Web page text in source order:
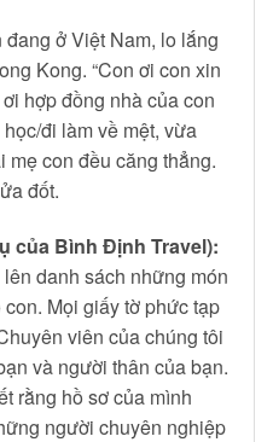
đang ở Việt Nam, lo lắng
Kong. “Con ơi con xin
hợp đồng nhà của con
đi làm về mệt, vừa
mẹ con đều căng thẳng.
đốt.
của Bình Định Travel):
danh sách những món
Mọi giấy tờ phức tạp
viên của chúng tôi
và người thân của bạn.
rằng hồ sơ của mình
người chuyên nghiệp